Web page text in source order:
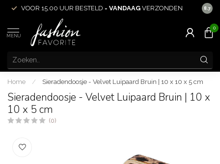
VOOR 15.00 UUR BESTELD = VANDAAG VERZONDEN 8.7
MENU
0
Home / Sieradendoosje - Velvet Luipaard Bruin | 10 x 10 x 5 cm
Sieradendoosje - Velvet Luipaard Bruin | 10 x
10 x 5 cm
(0)